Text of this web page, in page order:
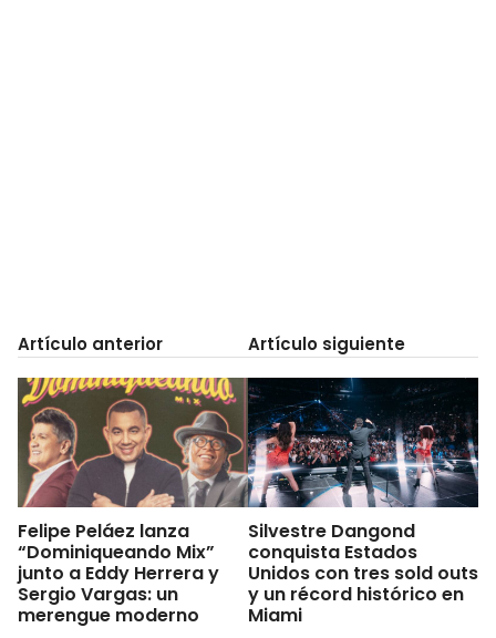
Artículo anterior
Felipe Peláez lanza
“Dominiqueando Mix”
junto a Eddy Herrera y
Sergio Vargas: un
merengue moderno
Artículo siguiente
Silvestre Dangond
conquista Estados
Unidos con tres sold outs
y un récord histórico en
Miami